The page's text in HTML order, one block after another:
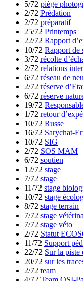
5/72 piège
2/72 Prédation
2/72 préparatif
25/72 Printemps
22/72 Rapport
10/72 Rapport de
3/72 récolte
2/72 relations
6/72 réseau de
2/72 réserve
6/72 réserve
19/72
1/72 retour
10/72 Russe
16/72 Sarychat-
10/72 SIG
2/72 SOS MAM
6/72 soutien
12/72 stage
7/72 stage
11/72 stage
10/72 stage
8/72 stage terrain
7/72 stage
7/72 stage véto
2/72 Statut
11/72 Support
22/72 Sur la piste
20/72 sur les
2/72 team